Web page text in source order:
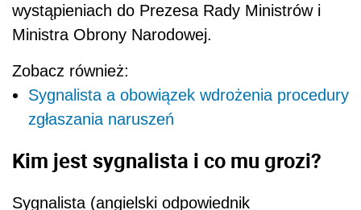
wystąpieniach do Prezesa Rady Ministrów i
Ministra Obrony Narodowej.
Zobacz również:
Sygnalista a obowiązek wdrożenia procedury
zgłaszania naruszeń
Kim jest sygnalista i co mu grozi?
Sygnalista (angielski odpowiednik